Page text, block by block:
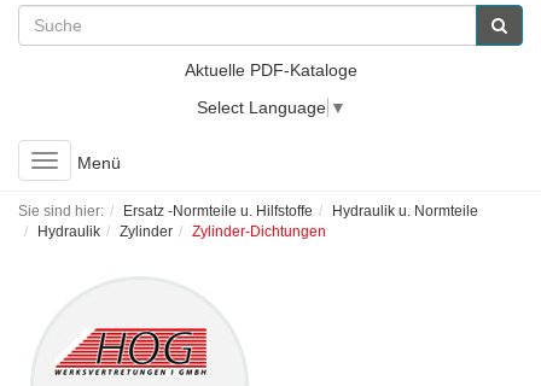
Aktuelle PDF-Kataloge
Select Language ▼
Toggle
navigation
Menü
Sie sind hier: Ersatz -Normteile u. Hilfstoffe
Hydraulik u. Normteile
Hydraulik
Zylinder Zylinder-Dichtungen